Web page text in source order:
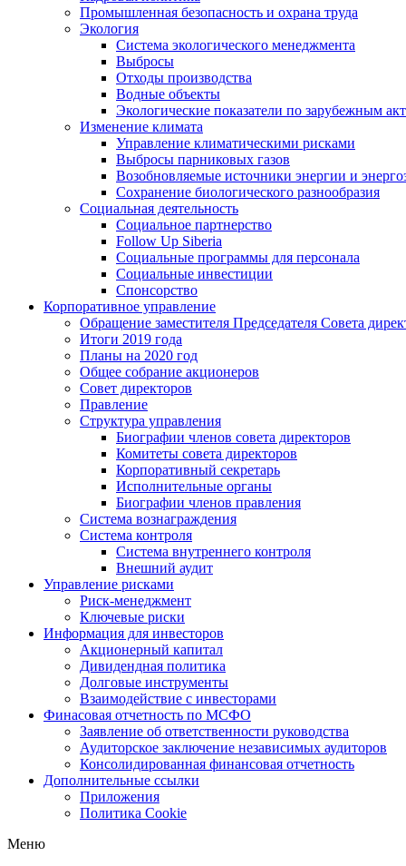
Промышленная безопасность и охрана труда
Экология
Система экологического менеджмента
Выбросы
Отходы производства
Водные объекты
Экологические показатели по зарубежным
Изменение климата
Управление климатическими рисками
Выбросы парниковых газов
Возобновляемые источники энергии и
Сохранение биологического разнообразия
Социальная деятельность
Социальное партнерство
Follow Up Siberia
Социальные программы для персонала
Социальные инвестиции
Спонсорство
Корпоративное управление
Обращение заместителя Председателя Совета
Итоги 2019 года
Планы на 2020 год
Общее собрание акционеров
Совет директоров
Правление
Структура управления
Биографии членов совета директоров
Комитеты совета директоров
Корпоративный секретарь
Исполнительные органы
Биографии членов правления
Система вознаграждения
Система контроля
Система внутреннего контроля
Внешний аудит
Управление рисками
Риск-менеджмент
Ключевые риски
Информация для инвесторов
Акционерный капитал
Дивидендная политика
Долговые инструменты
Взаимодействие с инвеcторами
Финасовая отчетность по МСФО
Заявление об ответственности руководства
Аудиторское заключение независимых аудиторов
Консолидированная финансовая отчетность
Дополнительные ссылки
Приложения
Политика Cookie
Меню